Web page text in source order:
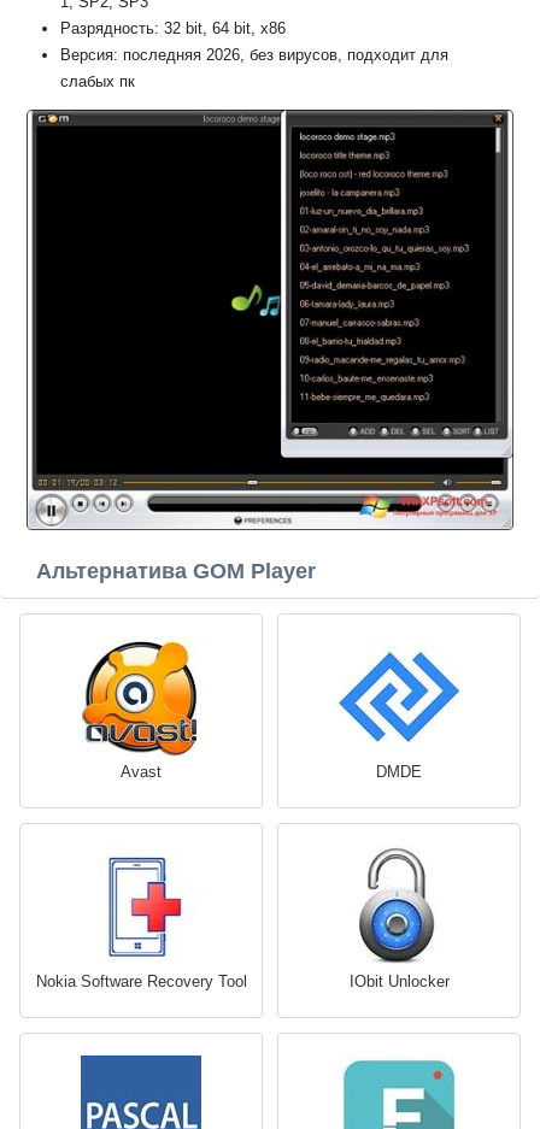
Разрядность: 32 bit, 64 bit, x86
Версия: последняя 2026, без вирусов, подходит для
слабых пк
Альтернатива GOM Player
Avast DMDE
Nokia Software Recovery Tool IObit Unlocker